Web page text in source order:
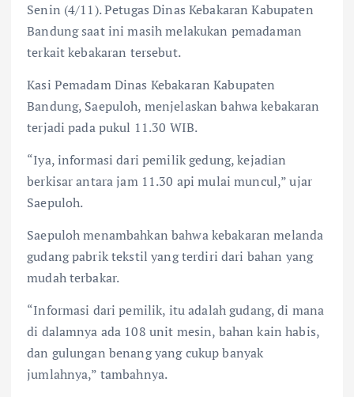
Senin (4/11). Petugas Dinas Kebakaran Kabupaten
Bandung saat ini masih melakukan pemadaman
terkait kebakaran tersebut.
Kasi Pemadam Dinas Kebakaran Kabupaten
Bandung, Saepuloh, menjelaskan bahwa kebakaran
terjadi pada pukul 11.30 WIB.
“Iya, informasi dari pemilik gedung, kejadian
berkisar antara jam 11.30 api mulai muncul,” ujar
Saepuloh.
Saepuloh menambahkan bahwa kebakaran melanda
gudang pabrik tekstil yang terdiri dari bahan yang
mudah terbakar.
“Informasi dari pemilik, itu adalah gudang, di mana
di dalamnya ada 108 unit mesin, bahan kain habis,
dan gulungan benang yang cukup banyak
jumlahnya,” tambahnya.